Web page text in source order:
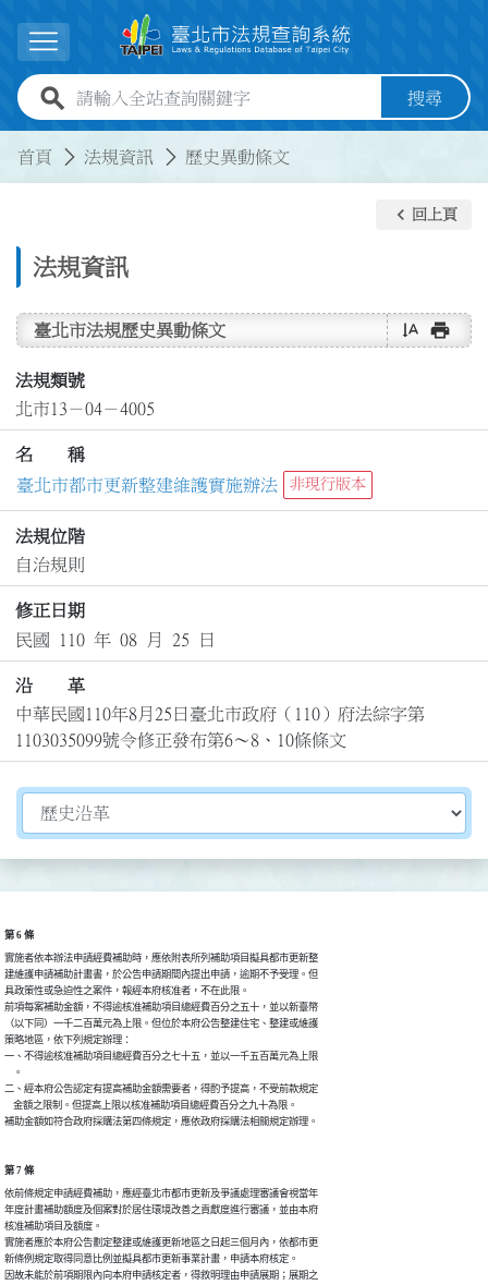
展開選單
全站查詢關鍵字欄位 搜尋
首頁 法規資訊 歷史異動條文
法規資訊
keyboard_arrow_left 回上頁
臺北市法規歷史異動條文 text_rotate_vertical print
法規類號
北市13－04－4005
名 稱
臺北市都市更新整建維護實施辦法
非現行版本
法規位階
自治規則
修正日期
民國 110 年 08 月 25 日
沿 革
中華民國110年8月25日臺北市政府（110）府法綜字第
1103035099號令修正發布第6～8、10條條文
切換選擇法規資訊內容
第 6 條
實施者依本辦法申請經費補助時，應依附表所列補助項目擬具都市更新整
建維護申請補助計畫書，於公告申請期間內提出申請，逾期不予受理。但
具政策性或急迫性之案件，報經本府核准者，不在此限。
前項每案補助金額，不得逾核准補助項目總經費百分之五十，並以新臺幣
（以下同）一千二百萬元為上限。但位於本府公告整建住宅、整建或維護
策略地區，依下列規定辦理：
一、不得逾核准補助項目總經費百分之七十五，並以一千五百萬元為上限
    。
二、經本府公告認定有提高補助金額需要者，得酌予提高，不受前款規定
    金額之限制。但提高上限以核准補助項目總經費百分之九十為限。
補助金額如符合政府採購法第四條規定，應依政府採購法相關規定辦理。
第 7 條
依前條規定申請經費補助，應經臺北市都市更新及爭議處理審議會視當年
年度計畫補助額度及個案對於居住環境改善之貢獻度進行審議，並由本府
核准補助項目及額度。
實施者應於本府公告劃定整建或維護更新地區之日起三個月內，依都市更
新條例規定取得同意比例並擬具都市更新事業計畫，申請本府核定。
因故未能於前項期限內向本府申請核定者，得敘明理由申請展期；展期之